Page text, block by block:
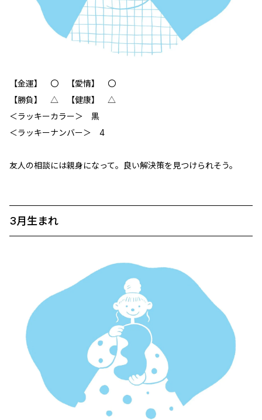
【金運】 〇 【愛情】 〇
【勝負】 △ 【健康】 △
＜ラッキーカラー＞ 黒
＜ラッキーナンバー＞ 4
友人の相談には親身になって。良い解決策を見つけられそう。
3月生まれ